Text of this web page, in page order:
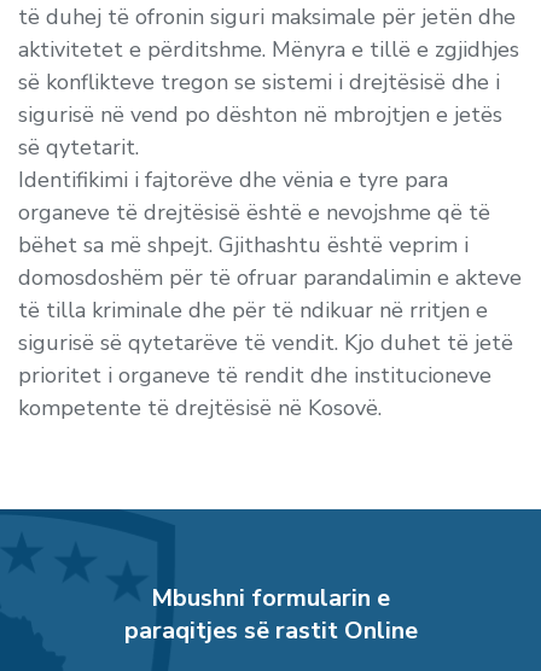
të duhej të ofronin siguri maksimale për jetën dhe
aktivitetet e përditshme. Mënyra e tillë e zgjidhjes
së konflikteve tregon se sistemi i drejtësisë dhe i
sigurisë në vend po dështon në mbrojtjen e jetës
së qytetarit.
Identifikimi i fajtorëve dhe vënia e tyre para
organeve të drejtësisë është e nevojshme që të
bëhet sa më shpejt. Gjithashtu është veprim i
domosdoshëm për të ofruar parandalimin e akteve
të tilla kriminale dhe për të ndikuar në rritjen e
sigurisë së qytetarëve të vendit. Kjo duhet të jetë
prioritet i organeve të rendit dhe institucioneve
kompetente të drejtësisë në Kosovë.
Mbushni formularin e
paraqitjes së rastit Online